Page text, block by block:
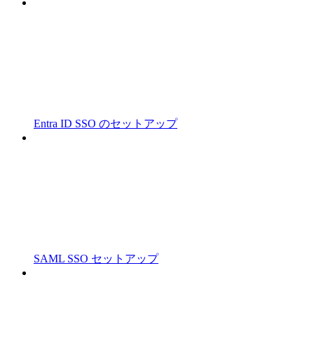
Entra ID SSO のセットアップ
SAML SSO セットアップ